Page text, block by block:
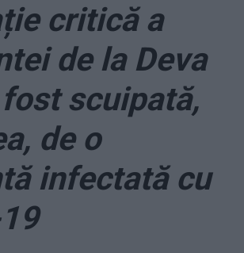
critică a
de la Deva
scuipată,
de o
infectată cu